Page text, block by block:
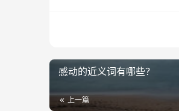
感动的近义词有哪些？
上一篇